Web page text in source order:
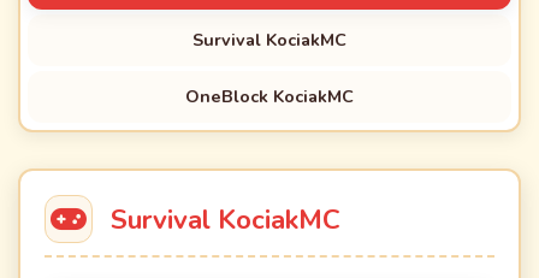
Survival KociakMC
OneBlock KociakMC
Survival KociakMC